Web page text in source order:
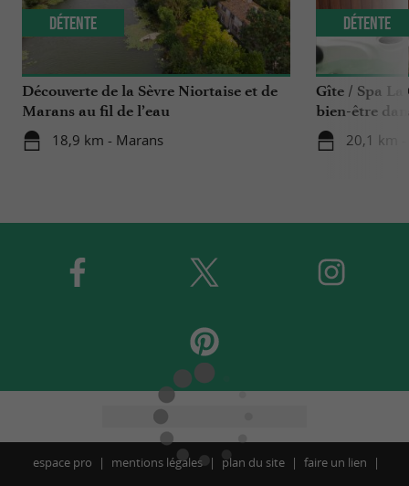
Découverte de la Sèvre Niortaise et de
Marans au fil de l’eau
18,9 km - Marans
Détente
Gîte / Spa La
bien-être
20,1 km
Détente
espace pro mentions légales plan du site
faire un lien